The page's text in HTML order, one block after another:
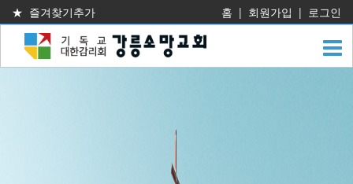
★ 즐겨찾기추가 홈 | 회원가입 | 로그인